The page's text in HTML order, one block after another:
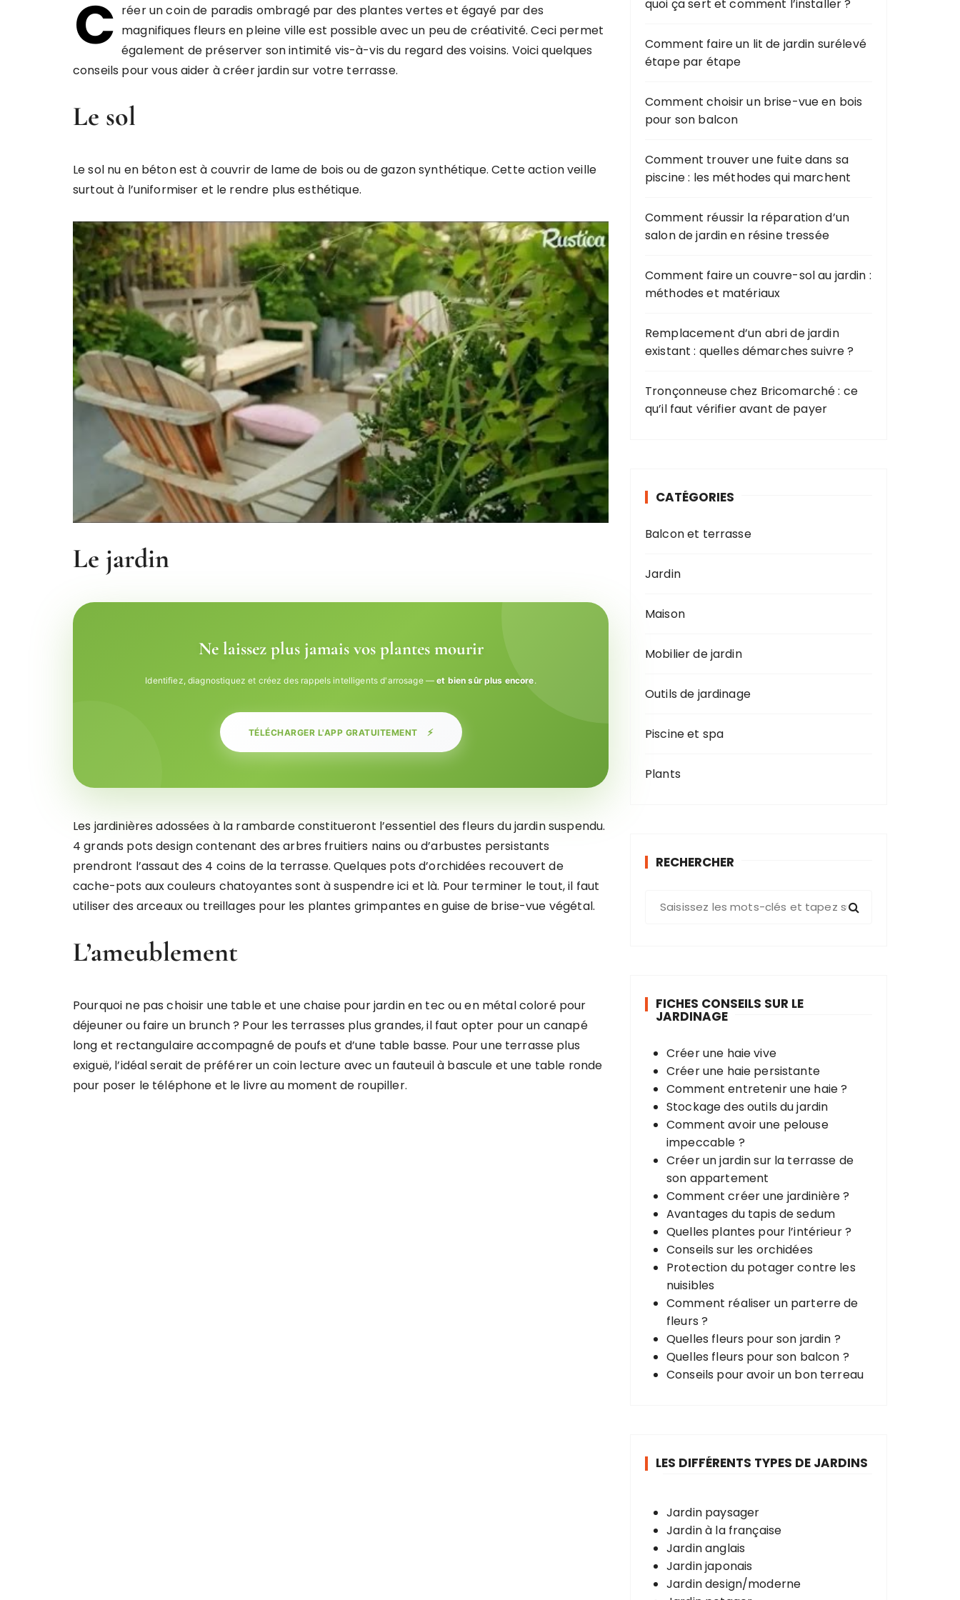
C réer un coin de paradis ombragé par des plantes vertes et égayé par des
magnifiques fleurs en pleine ville est possible avec un peu de créativité. Ceci permet
également de préserver son intimité vis-à-vis du regard des voisins. Voici quelques
conseils pour vous aider à créer jardin sur votre terrasse.
Le sol
Le sol nu en béton est à couvrir de lame de bois ou de gazon synthétique. Cette action veille
surtout à l’uniformiser et le rendre plus esthétique.
Le jardin
Ne laissez plus jamais vos plantes mourir
Identifiez, diagnostiquez et créez des rappels intelligents d'arrosage —et bien sûr plus encore.
TÉLÉCHARGER L'APP GRATUITEMENT ⚡
Les jardinières adossées à la rambarde constitueront l’essentiel des fleurs du jardin suspendu.
4 grands pots design contenant des arbres fruitiers nains ou d’arbustes persistants
prendront l’assaut des 4 coins de la terrasse. Quelques pots d’orchidées recouvert de
cache-pots aux couleurs chatoyantes sont à suspendre ici et là. Pour terminer le tout, il faut
utiliser des arceaux ou treillages pour les plantes grimpantes en guise de brise-vue végétal.
L’ameublement
Pourquoi ne pas choisir une table et une chaise pour jardin en tec ou en métal coloré pour
déjeuner ou faire un brunch ? Pour les terrasses plus grandes, il faut opter pour un canapé
long et rectangulaire accompagné de poufs et d’une table basse. Pour une terrasse plus
exiguë, l’idéal serait de préférer un coin lecture avec un fauteuil à bascule et une table ronde
pour poser le téléphone et le livre au moment de roupiller.
quoi ça sert et comment l’installer ?
Comment faire un lit de jardin surélevé
étape par étape
Comment choisir un brise-vue en bois
pour son balcon
Comment trouver une fuite dans sa
piscine : les méthodes qui marchent
Comment réussir la réparation d’un
salon de jardin en résine tressée
Comment faire un couvre-sol au jardin :
méthodes et matériaux
Remplacement d’un abri de jardin
existant : quelles démarches suivre ?
Tronçonneuse chez Bricomarché : ce
qu’il faut vérifier avant de payer
CATÉGORIES
Balcon et terrasse
Jardin
Maison
Mobilier de jardin
Outils de jardinage
Piscine et spa
Plants
RECHERCHER
FICHES CONSEILS SUR LE
JARDINAGE
Créer une haie vive
Créer une haie persistante
Comment entretenir une haie ?
Stockage des outils du jardin
Comment avoir une pelouse
impeccable ?
Créer un jardin sur la terrasse de
son appartement
Comment créer une jardinière ?
Avantages du tapis de sedum
Quelles plantes pour l’intérieur ?
Conseils sur les orchidées
Protection du potager contre les
nuisibles
Comment réaliser un parterre de
fleurs ?
Quelles fleurs pour son jardin ?
Quelles fleurs pour son balcon ?
Conseils pour avoir un bon terreau
LES DIFFÉRENTS TYPES DE JARDINS
Jardin paysager
Jardin à la française
Jardin anglais
Jardin japonais
Jardin design/moderne